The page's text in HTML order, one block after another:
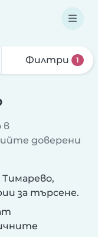
Филтри 1
в
доверени
за търсене.